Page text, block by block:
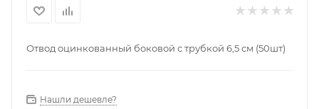
Отвод оцинкованный боковой с трубкой 6,5 см (50шт)
Нашли дешевле?